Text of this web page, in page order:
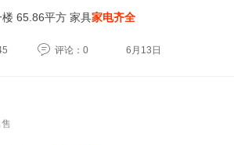
65.86平方 家具家电齐全
评论：0 6月13日